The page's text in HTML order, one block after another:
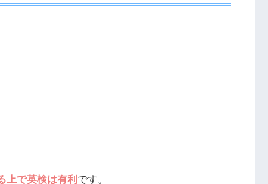
上で英検は有利 です。